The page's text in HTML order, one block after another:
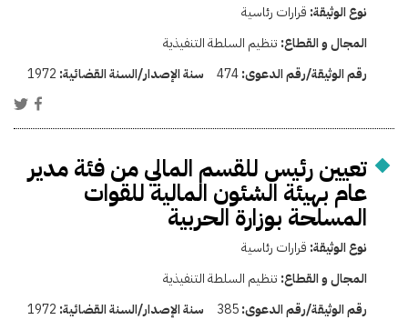
نوع الوثيقة: قرارات رئاسية
المجال و القطاع: تنظيم السلطة التنفيذية
رقم الوثيقة/رقم الدعوى:474 سنة الإصدار/السنة القضائية: 1972
تعيين رئيس للقسم المالي من فئة مدير
عام بهيئة الشئون المالية للقوات
المسلحة بوزارة الحربية
نوع الوثيقة: قرارات رئاسية
المجال و القطاع: تنظيم السلطة التنفيذية
رقم الوثيقة/رقم الدعوى:385 سنة الإصدار/السنة القضائية: 1972